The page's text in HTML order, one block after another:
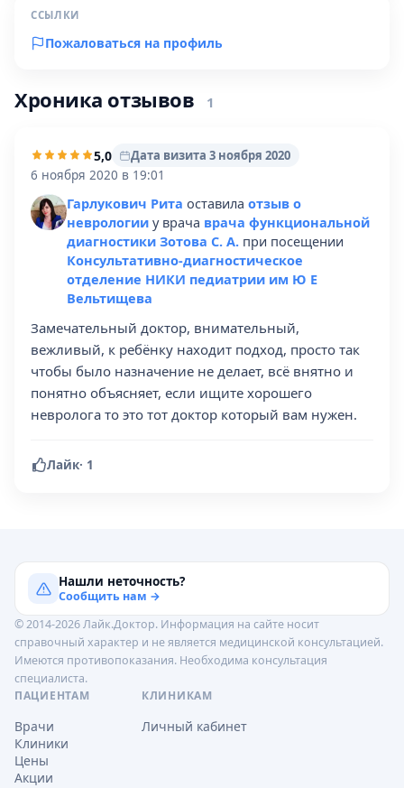
ССЫЛКИ
Пожаловаться на профиль
Хроника отзывов 1
5,0
Дата визита 3 ноября 2020
6 ноября 2020 в 19:01
Гарлукович Рита оставила отзыв о
неврологии у врача врача функциональной
диагностики Зотова С. А. при посещении
Консультативно-диагностическое
отделение НИКИ педиатрии им Ю Е
Вельтищева
Замечательный доктор, внимательный,
вежливый, к ребёнку находит подход, просто так
чтобы было назначение не делает, всё внятно и
понятно объясняет, если ищите хорошего
невролога то это тот доктор который вам нужен.
Лайк· 1
Нашли неточность?
Сообщить нам →
© 2014-2026 Лайк.Доктор. Информация на сайте носит
справочный характер и не является медицинской консультацией.
Имеются противопоказания. Необходима консультация
специалиста.
ПАЦИЕНТАМ
Врачи
Клиники
Цены
Акции
КЛИНИКАМ
Личный кабинет